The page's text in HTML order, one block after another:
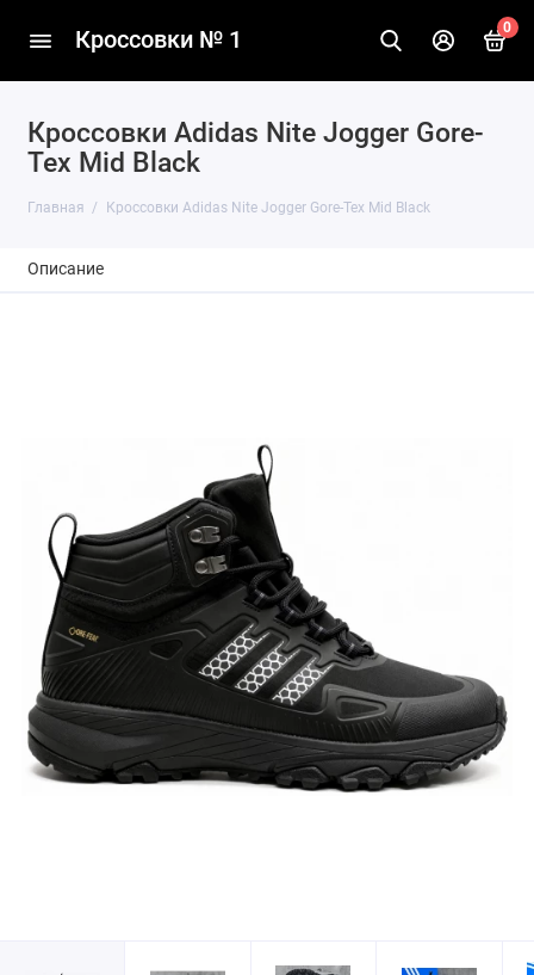
Кроссовки № 1 0
Кроссовки Adidas Nite Jogger Gore-
Tex Mid Black
Главная Кроссовки Adidas Nite Jogger Gore-Tex Mid Black
Описание